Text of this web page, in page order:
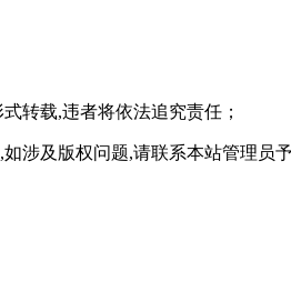
转载,违者将依法追究责任；
涉及版权问题,请联系本站管理员